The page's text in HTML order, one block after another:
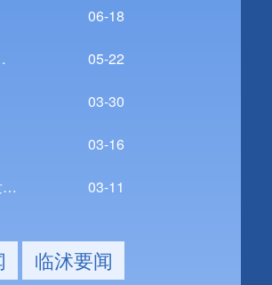
府工...
06-18
系建设“十五五”规划》 讨... 05-22
03-30
03-16
【转载】世界看两会丨国际人士：中国高质量发展为全球经济注入稳定性 03-11
临沭要闻